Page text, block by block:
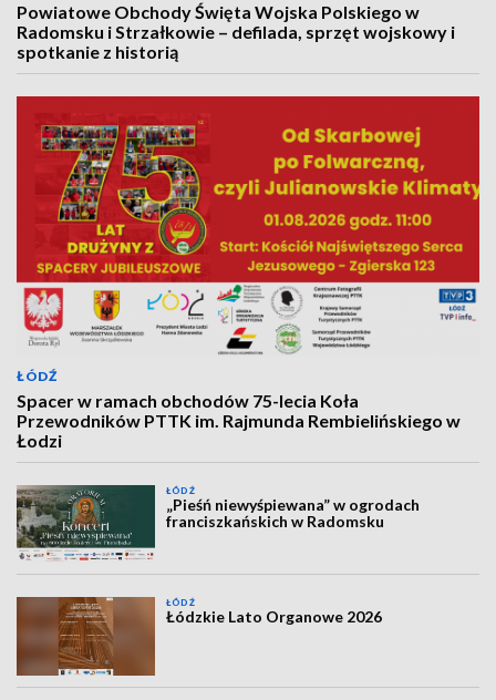
Powiatowe Obchody Święta Wojska Polskiego w
Radomsku i Strzałkowie – defilada, sprzęt wojskowy i
spotkanie z historią
ŁÓDŹ
Spacer w ramach obchodów 75-lecia Koła
Przewodników PTTK im. Rajmunda Rembielińskiego w
Łodzi
ŁÓDŹ
„Pieśń niewyśpiewana” w ogrodach
franciszkańskich w Radomsku
ŁÓDŹ
Łódzkie Lato Organowe 2026